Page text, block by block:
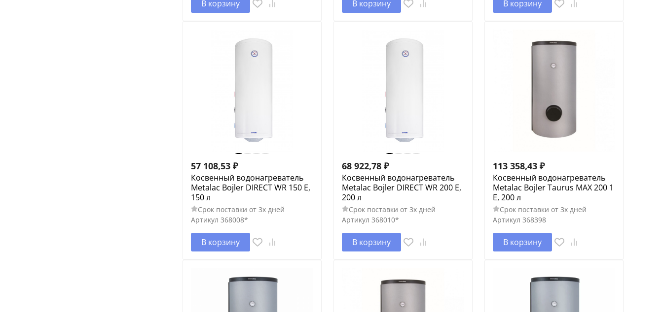
В корзину В корзину В корзину
57 108,53 ₽
Косвенный водонагреватель
Metalac Bojler DIRECT WR 150 E,
150 л
Срок поставки от 3х дней
Артикул 368008*
В корзину
68 922,78 ₽
Косвенный водонагреватель
Metalac Bojler DIRECT WR 200 E,
200 л
Срок поставки от 3х дней
Артикул 368010*
В корзину
113 358,43 ₽
Косвенный водонагреватель
Metalac Bojler Taurus MAX 200 1
E, 200 л
Срок поставки от 3х дней
Артикул 368398
В корзину